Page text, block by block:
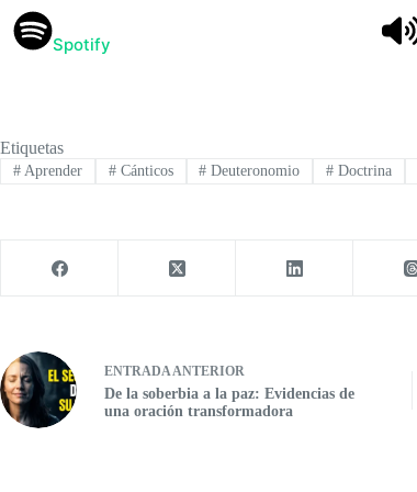
Spotify
Etiquetas
#Aprender #Cánticos # Deuteronomio # Doctrina
ENTRADA ANTERIOR
De la soberbia a la paz: Evidencias de
una oración transformadora